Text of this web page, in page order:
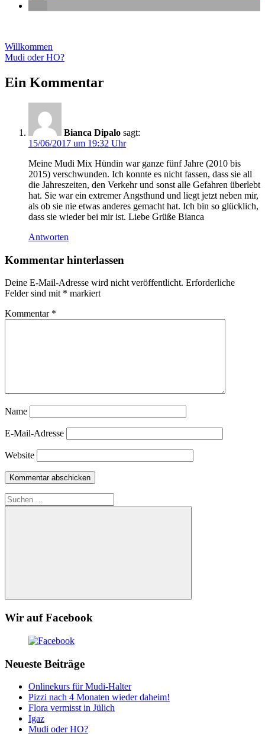
Vorheriger
Beitrag:
Willkommen
Nächster
Mudi oder HO?
Ein Kommentar
Bianca Dipalo sagt:
15/06/2017 um 19:32 Uhr
Meine Mudi Mix Hündin war ganze fünf Jahre (2010 bis
2015) verschwunden. Ich konnte es nicht fassen, dass sie all
die Jahreszeiten, den Verkehr und sonst alle Gefahren überlebt
hat. Sie war ein extremer Angsthund und liegt jetzt neben mir,
als ob sie nie etwas anderes gemacht hat. Ich bin so glücklich,
dass sie wieder bei mir ist. Liebe Grüße Bianca
Antworten
Kommentar hinterlassen
Deine E-Mail-Adresse wird nicht veröffentlicht. Erforderliche
Felder sind mit * markiert
Kommentar *
Name
E-Mail-Adresse
Website
Suchen
nach:
Suchen
Wir auf Facebook
Neueste Beiträge
Onlinekurs für Mudi-Halter
Pizzi nach 4 Monaten wieder daheim!
Flora vermisst in Jülich
Igaz
Mudi oder HO?